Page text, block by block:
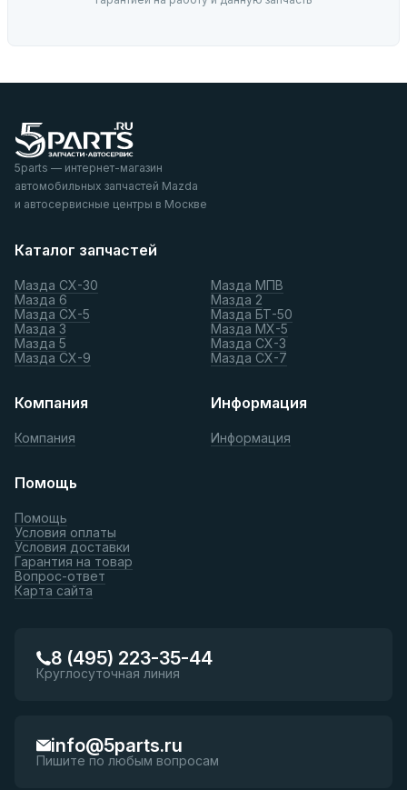
5parts — интернет-магазин
автомобильных запчастей Mazda
и автосервисные центры в Москве
Каталог запчастей
Мазда СХ-30
Мазда 6
Мазда СХ-5
Мазда 3
Мазда 5
Мазда СХ-9
Мазда МПВ
Мазда 2
Мазда БТ-50
Мазда МХ-5
Мазда СХ-3
Мазда СХ-7
Компания
Компания
Информация
Информация
Помощь
Помощь
Условия оплаты
Условия доставки
Гарантия на товар
Вопрос-ответ
Карта сайта
8 (495) 223-35-44
Круглосуточная линия
info@5parts.ru
Пишите по любым вопросам